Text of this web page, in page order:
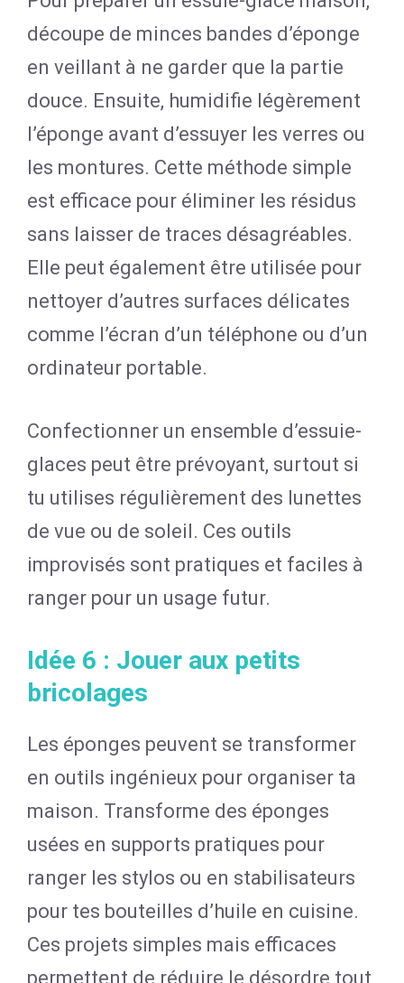
découpe de minces bandes d’éponge
en veillant à ne garder que la partie
douce. Ensuite, humidifie légèrement
l’éponge avant d’essuyer les verres ou
les montures. Cette méthode simple
est efficace pour éliminer les résidus
sans laisser de traces désagréables.
Elle peut également être utilisée pour
nettoyer d’autres surfaces délicates
comme l’écran d’un téléphone ou d’un
ordinateur portable.
Confectionner un ensemble d’essuie-
glaces peut être prévoyant, surtout si
tu utilises régulièrement des lunettes
de vue ou de soleil. Ces outils
improvisés sont pratiques et faciles à
ranger pour un usage futur.
Idée 6 : Jouer aux petits
bricolages
Les éponges peuvent se transformer
en outils ingénieux pour organiser ta
maison. Transforme des éponges
usées en supports pratiques pour
ranger les stylos ou en stabilisateurs
pour tes bouteilles d’huile en cuisine.
Ces projets simples mais efficaces
permettent de réduire le désordre tout